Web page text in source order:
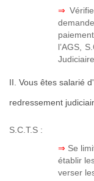
⇒
l’AGS,
II. Vous êtes salarié
redressement
S.C.T.S :
⇒ Se
établir
verser